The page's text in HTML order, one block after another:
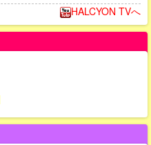
HALCYON TVへ